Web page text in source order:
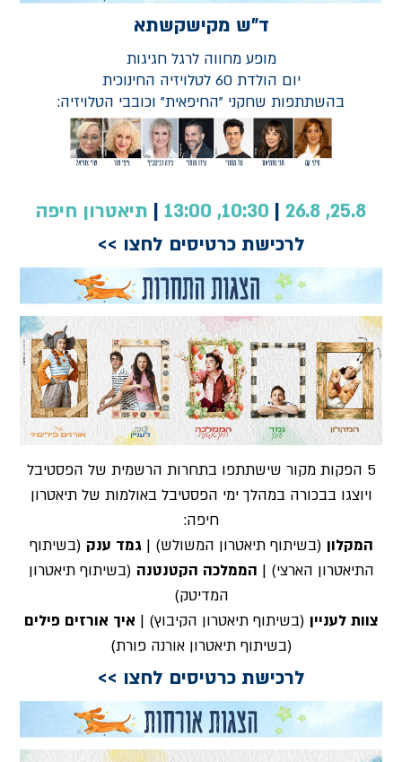
ד"ש מקישקשתא
מופע מחווה לרגל חגיגות
יום הולדת 60 לטלויזיה החינוכית
בהשתתפות שחקני "החיפאית" וכובבי הטלויזיה:
25.8, 26.8
|
10:30, 13:00
| תיאטרון חיפה
לרכישת כרטיסים לחצו >>
5 הפקות מקור שישתתפו בתחרות הרשמית של הפסטיבל
ויוצגו בבכורה במהלך ימי הפסטיבל באולמות של תיאטרון
חיפה:
המקלון (בשיתוף תיאטרון המשולש) |גמד ענק (בשיתוף
התיאטרון הארצי) | הממלכה הקטנטנה (בשיתוף תיאטרון
המדיטק)
צוות לעניין (בשיתוף תיאטרון הקיבוץ) | איך אורזים פילים
(בשיתוף תיאטרון אורנה פורת)
לרכישת כרטיסים לחצו >>